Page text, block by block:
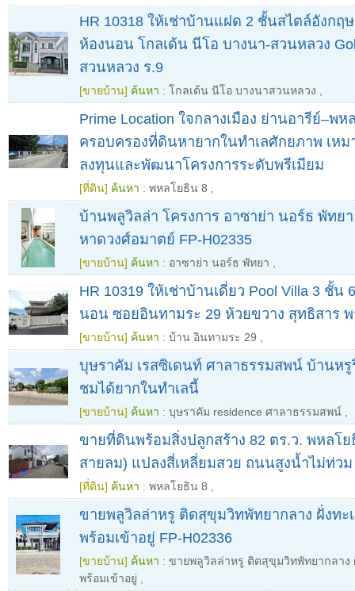
HR 10318 ให้เช่าบ้านแฝด 2 ชั้นสไตล์อังกฤ
ห้องนอน โกลเด้น นีโอ บางนา-สวนหลวง
สวนหลวง ร.9
[ขายบ้าน] ค้นหา : โกลเด้น นีโอ บางนาสวนหลวง
Prime Location ใจกลางเมือง ย่านอารีย์–พ
ครอบครองที่ดินหายากในทำเลศักยภาพ เหม
ลงทุนและพัฒนาโครงการระดับพรีเมียม
[ที่ดิน] ค้นหา : พหลโยธิน 8
บ้านพลูวิลล่า โครงการ อาซาย่า นอร์ธ พัทยา
หาดวงศ์อมาตย์ FP-H02335
[ขายบ้าน] ค้นหา : อาซาย่า นอร์ธ พัทยา
HR 10319 ให้เช่าบ้านเดี่ยว Pool Villa 3 ชั้น
นอน ซอยอินทามระ 29 ห้วยขวาง สุทธิสาร
[ขายบ้าน] ค้นหา : บ้าน อินทามระ 29
บุษราคัม เรสซิเดนท์ ศาลาธรรมสพน์ บ้านห
ชมได้ยากในทำเลนี้
[ขายบ้าน] ค้นหา : บุษราคัม residence ศาลาธรรมสพน์
ขายที่ดินพร้อมสิ่งปลูกสร้าง 82 ตร.ว. พหลโ
สายลม) แปลงสี่เหลี่ยมสวย ถนนสูงน้ำไม่ท่วม
[ที่ดิน] ค้นหา : พหลโยธิน 8
ขายพลูวิลล่าหรู ติดสุขุมวิทพัทยากลาง ฝั่งทะ
พร้อมเข้าอยู่ FP-H02336
[ขายบ้าน] ค้นหา : ขายพลูวิลล่าหรู ติดสุขุมวิทพัทยากลาง
พร้อมเข้าอยู่